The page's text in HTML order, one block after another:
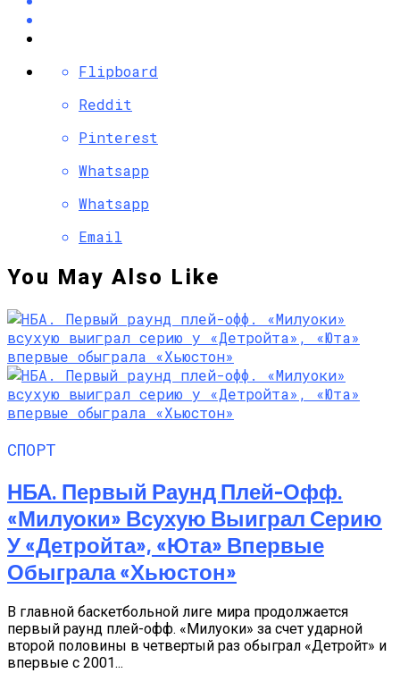
Flipboard
Reddit
Pinterest
Whatsapp
Whatsapp
Email
You May Also Like
СПОРТ
НБА. Первый Раунд Плей-Офф.
«Милуоки» Всухую Выиграл Серию
У «Детройта», «Юта» Впервые
Обыграла «Хьюстон»
В главной баскетбольной лиге мира продолжается
первый раунд плей-офф. «Милуоки» за счет ударной
второй половины в четвертый раз обыграл «Детройт» и
впервые с 2001...